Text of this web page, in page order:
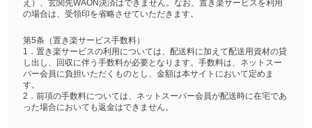
え）、玄関先WAON決済はできません。なお、置き楽サービスを利用
の場合は、受領印を省略させていただきます。
第5条（置き楽サービス手数料）
1．置き楽サービスの利用については、配送料に加えて配送用資材の貸
し出し、回収に伴う手数料が必要となります。手数料は、ネットスー
パー会員に負担いただくものとし、金額は本サイトにおいて定めま
す。
2．前項の手数料については、ネットスーパー会員が配送時に在宅であ
った場合においても返金はできません。